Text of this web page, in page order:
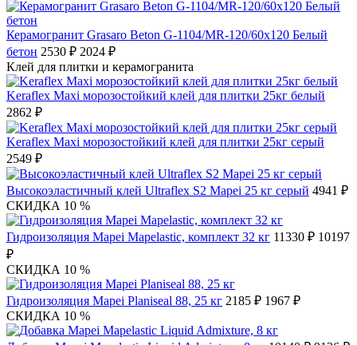
Керамогранит Grasaro Beton G-1104/MR-120/60x120 Белый
бетон 2530 ₽ 2024 ₽
Клей для плитки и керамогранита
Keraflex Maxi морозостойкий клей для плитки 25кг белый
2862 ₽
Keraflex Maxi морозостойкий клей для плитки 25кг серый
2549 ₽
Высокоэластичный клей Ultraflex S2 Mapei 25 кг серый 4941 ₽
СКИДКА 10 %
Гидроизоляция Mapei Mapelastic, комплект 32 кг 11330 ₽ 10197
₽
СКИДКА 10 %
Гидроизоляция Mapei Planiseal 88, 25 кг 2185 ₽ 1967 ₽
СКИДКА 10 %